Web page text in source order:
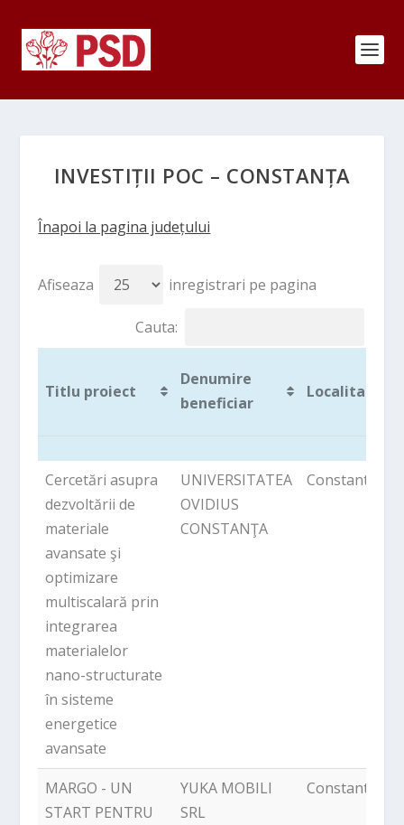
INVESTIȚII POC – CONSTANȚA
Înapoi la pagina județului
Afiseaza inregistrari pe pagina
Cauta:
Titlu proiect
Denumire
beneficiar
Localitate
Titlu proiect
Denumire
beneficiar
Localitate
Cercetări asupra
dezvoltării de
materiale
avansate şi
optimizare
multiscalară prin
integrarea
materialelor
nano-structurate
în sisteme
energetice
avansate
UNIVERSITATEA
OVIDIUS
CONSTANŢA
Constanta
MARGO - UN
START PENTRU
YUKA MOBILI
SRL
Constanta